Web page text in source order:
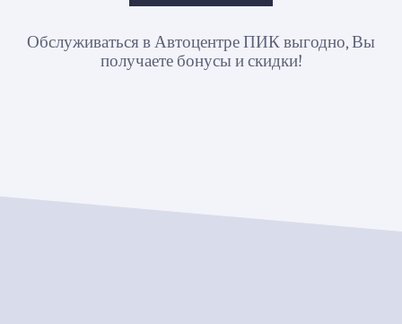
Обслуживаться в Автоцентре ПИК выгодно, Вы
получаете бонусы и скидки!